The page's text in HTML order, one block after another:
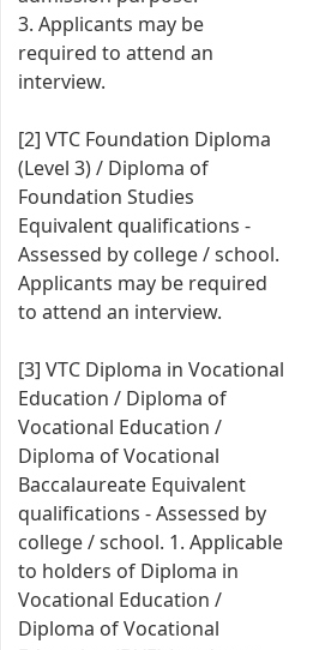
3. Applicants may be
required to attend an
interview.
[2] VTC Foundation Diploma
(Level 3) / Diploma of
Foundation Studies
Equivalent qualifications -
Assessed by college / school.
Applicants may be required
to attend an interview.
[3] VTC Diploma in Vocational
Education / Diploma of
Vocational Education /
Diploma of Vocational
Baccalaureate Equivalent
qualifications - Assessed by
college / school. 1. Applicable
to holders of Diploma in
Vocational Education /
Diploma of Vocational